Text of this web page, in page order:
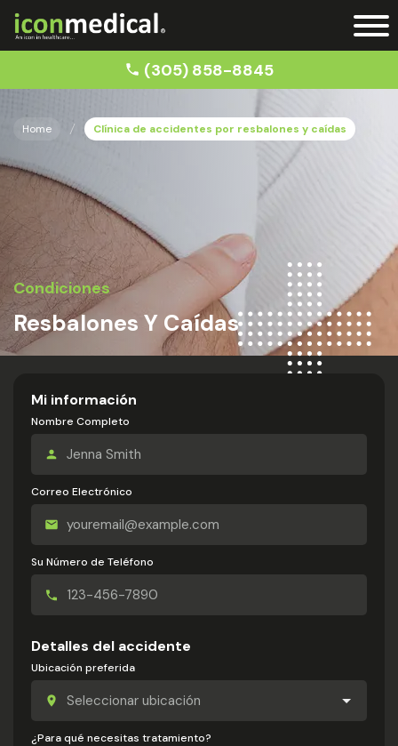
(305) 858-8845
Home Clínica de accidentes por resbalones y caídas
Condiciones
Resbalones Y Caídas
Mi información
Nombre Completo
Correo Electrónico
Su Número de Teléfono
Detalles del accidente
Ubicación preferida
¿Para qué necesitas tratamiento?